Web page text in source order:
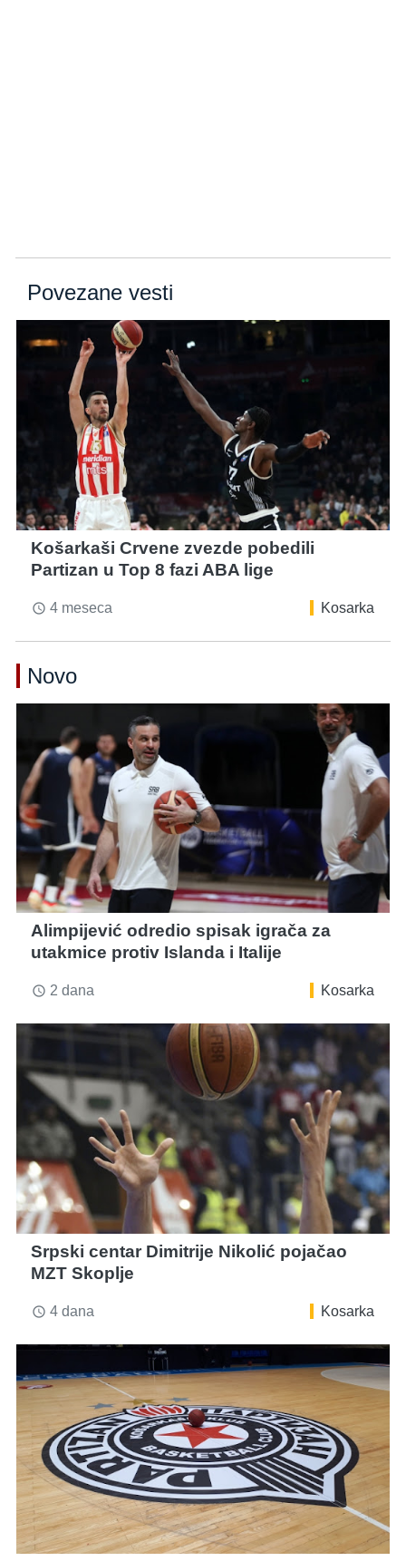
Povezane vesti
Košarkaši Crvene zvezde pobedili
Partizan u Top 8 fazi ABA lige
access_time 4 meseca Kosarka
Novo
Alimpijević odredio spisak igrača za
utakmice protiv Islanda i Italije
access_time 2 dana Kosarka
Srpski centar Dimitrije Nikolić pojačao
MZT Skoplje
access_time 4 dana Kosarka